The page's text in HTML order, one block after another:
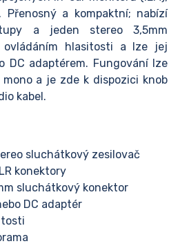
a kompaktní; nabízí
a jeden stereo 3,5mm
hlasitosti a lze jej
DC adaptérem. Fungování lze
a je zde k dispozici knob
kabel.
sluchátkový zesilovač
konektory
sluchátkový konektor
DC adaptér